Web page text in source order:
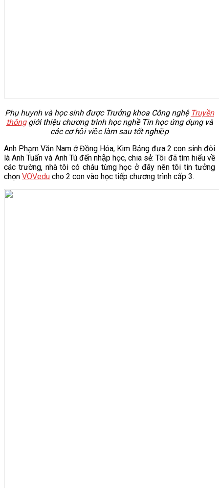
Phụ huynh và học sinh được Trưởng khoa Công nghệ Truyền
thônggiới thiệu chương trình học nghề Tin học ứng dụng và
các cơ hội việc làm sau tốt nghiệp
Anh Phạm Văn Nam ở Đồng Hóa, Kim Bảng đưa 2 con sinh đôi
là Anh Tuấn và Anh Tú đến nhập học, chia sẻ: Tôi đã tìm hiểu về
các trường, nhà tôi có cháu từng học ở đây nên tôi tin tưởng
chọn VOVedu cho 2 con vào học tiếp chương trình cấp 3.